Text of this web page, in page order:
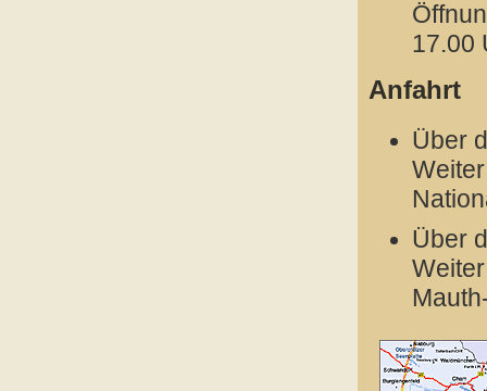
17.00
Anfahrt
Über
Über